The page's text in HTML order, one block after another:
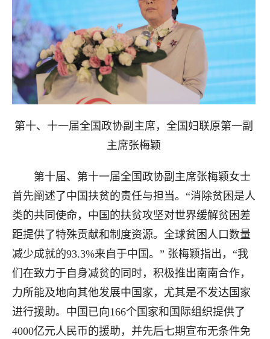
第十、十一届全国政协副主席，全国妇联原第一副
主席张梅颖
第十届、第十一届全国政协副主席张梅颖女士
首先阐述了中国扶贫的责任与担当。“消除贫困是人
类的共同使命，中国的扶贫攻坚对世界缓解贫困差
距提供了特殊贡献和制度资源。全球贫困人口数量
减少成就的93.3%来自于中国。” 张梅颖指出，“我
们在致力于自身减贫的同时，积极推出南南合作，
力所能及地向其他发展中国家，尤其是不发达国家
进行援助。中国已向166个国家和国际组织提供了
4000亿元人民币的援助，并先后七期宣布无条件免